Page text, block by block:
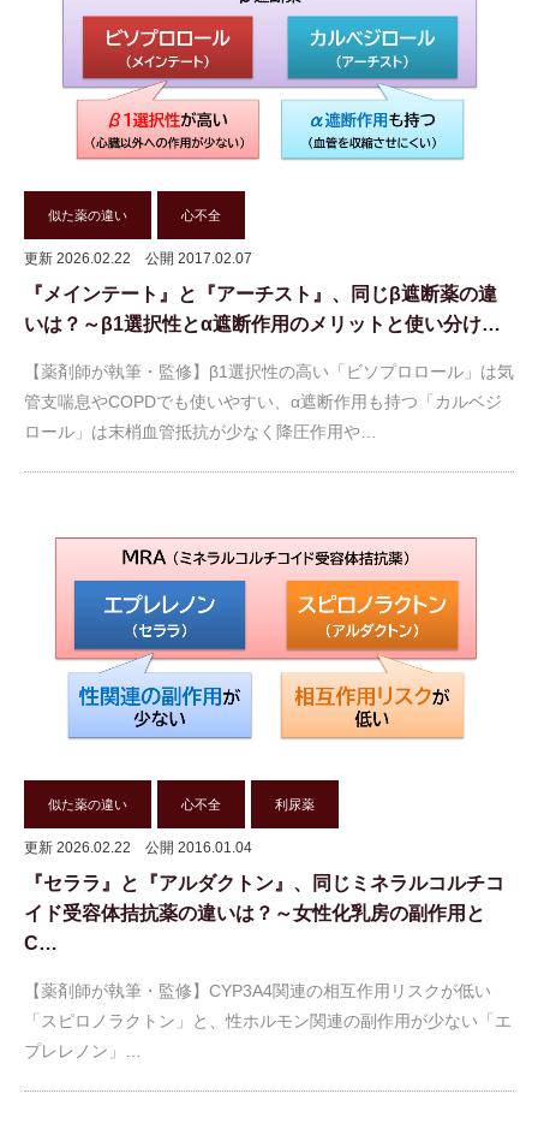
似た薬の違い 心不全
更新 2026.02.22 公開 2017.02.07
『メインテート』と『アーチスト』、同じβ遮断薬の違
いは？～β1選択性とα遮断作用のメリットと使い分け…
【薬剤師が執筆・監修】β1選択性の高い「ビソプロロール」は気
管支喘息やCOPDでも使いやすい、α遮断作用も持つ「カルベジ
ロール」は末梢血管抵抗が少なく降圧作用や…
似た薬の違い 心不全 利尿薬
更新 2026.02.22 公開 2016.01.04
『セララ』と『アルダクトン』、同じミネラルコルチコ
イド受容体拮抗薬の違いは？～女性化乳房の副作用と
C…
【薬剤師が執筆・監修】CYP3A4関連の相互作用リスクが低い
「スピロノラクトン」と、性ホルモン関連の副作用が少ない「エ
プレレノン」…